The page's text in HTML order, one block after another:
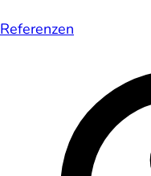
Referenzen